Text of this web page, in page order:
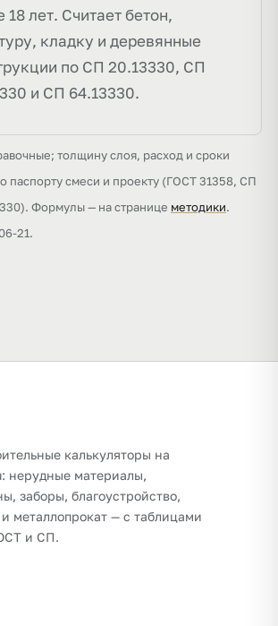
18 лет. Считает бетон,
кладку и деревянные
по СП 20.13330, СП
и СП 64.13330.
толщину слоя, расход и сроки
паспорту смеси и проекту (ГОСТ 31358, СП
Формулы — на странице методики.
21.
калькуляторы на
нерудные материалы,
заборы, благоустройство,
металлопрокат — с таблицами
и СП.